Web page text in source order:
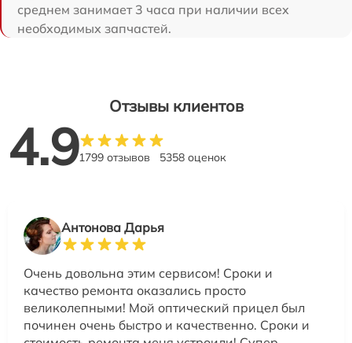
среднем занимает 3 часа при наличии всех
необходимых запчастей.
Отзывы клиентов
4.91799 отзывов 5358 оценок
Антонова Дарья
Очень довольна этим сервисом! Сроки и
качество ремонта оказались просто
великолепными! Мой оптический прицел был
починен очень быстро и качественно. Сроки и